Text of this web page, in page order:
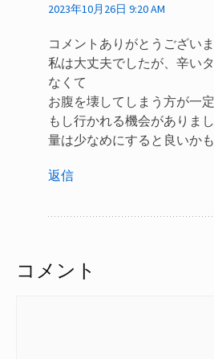
2023年10月26日 9:20 AM
コメントありがとうございま
私は大丈夫でしたが、辛い
なくて
お腹を壊してしまう方が一
もし行かれる機会がありま
量は少なめにすると良いか
返信
コメント